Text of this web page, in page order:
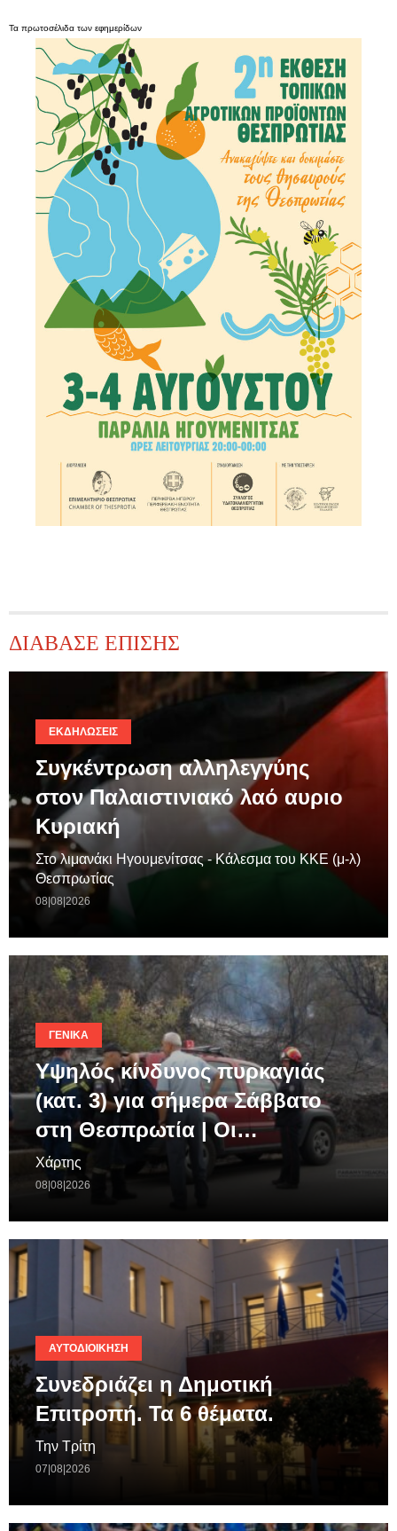
Τα πρωτοσέλιδα των εφημερίδων
ΔΙΑΒΑΣΕ ΕΠΙΣΗΣ
ΕΚΔΗΛΏΣΕΙΣ
Συγκέντρωση αλληλεγγύης
στον Παλαιστινιακό λαό αυριο
Κυριακή
Στο λιμανάκι Ηγουμενίτσας - Κάλεσμα του ΚΚΕ (μ-λ)
Θεσπρωτίας
08|08|2026
ΓΕΝΙΚΆ
Υψηλός κίνδυνος πυρκαγιάς
(κατ. 3) για σήμερα Σάββατο
στη Θεσπρωτία | Οι…
Χάρτης
08|08|2026
ΑΥΤΟΔΙΟΊΚΗΣΗ
Συνεδριάζει η Δημοτική
Επιτροπή. Τα 6 θέματα.
Την Τρίτη
07|08|2026